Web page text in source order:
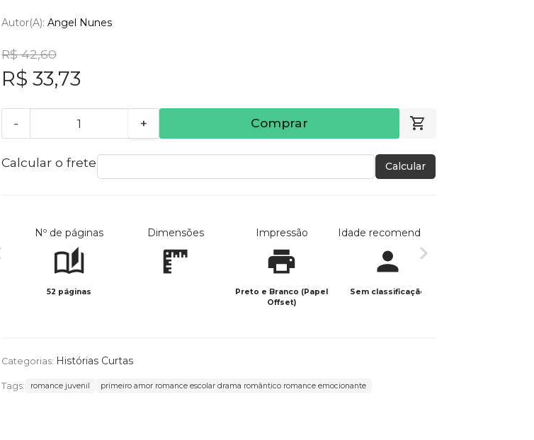
Autor(a): Angel Nunes
R$ 42,60
R$ 33,73
- + Comprar
Calcular o frete Calcular
Nº de páginas
52 páginas
Dimensões Impressão
Preto e Branco (Papel
Offset)
Idade recomendada
Sem classificação
Categorias: Histórias Curtas
Tags: romance juvenil primeiro amor romance escolar drama romântico romance emocionante